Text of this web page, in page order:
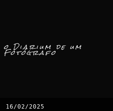
o Diarium de um
Fotógrafo
16/02/2025